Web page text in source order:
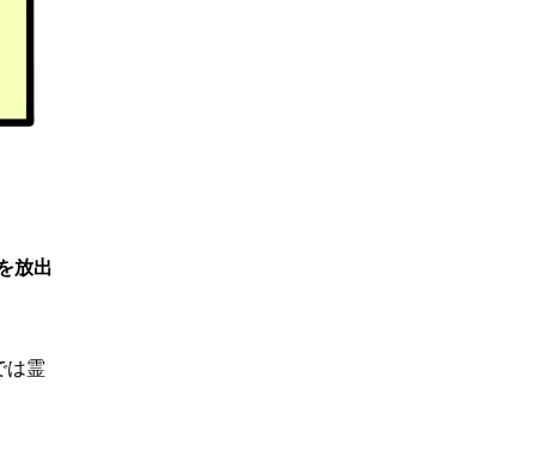
放出
は霊